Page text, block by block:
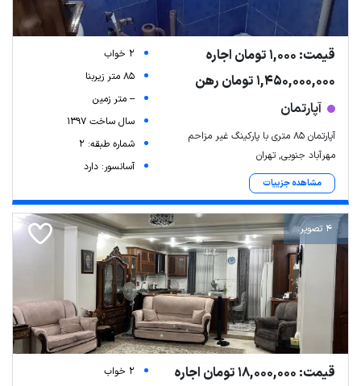
قیمت: 1,000 تومان اجاره
1,450,000,000 تومان رهن
آپارتمان
آپارتمان 85 متری با پارکینگ غیر مزاحم
مهرآباد جنوبی, تهران
مشاهده جزییات
2 خواب
85 متر زیربنا
-- متر زمین
سال ساخت 1397
شماره طبقه: 2
آسانسور: دارد
4 تصویر
قیمت: 18,000,000 تومان اجاره
2 خواب